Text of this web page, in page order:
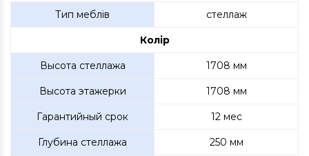
Тип меблів стеллаж
Колір
Высота стеллажа 1708 мм
Высота этажерки 1708 мм
Гарантийный срок 12 мес
Глубина стеллажа 250 мм